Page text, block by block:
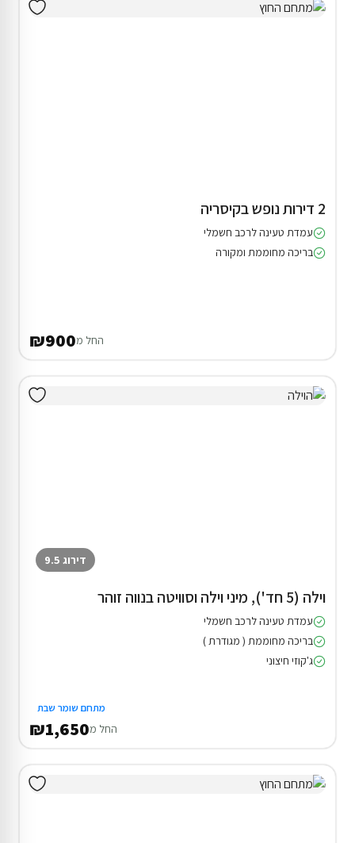
2 דירות נופש בקיסריה
עמדת טעינה לרכב חשמלי
בריכה מחוממת ומקורה
החל מ₪900
דירוג 9.5
וילה (5 חד'), מיני וילה וסוויטה בנווה זוהר
עמדת טעינה לרכב חשמלי
בריכה מחוממת ( מגודרת )
ג'קוזי חיצוני
מתחם שומר שבת
החל מ₪1,650